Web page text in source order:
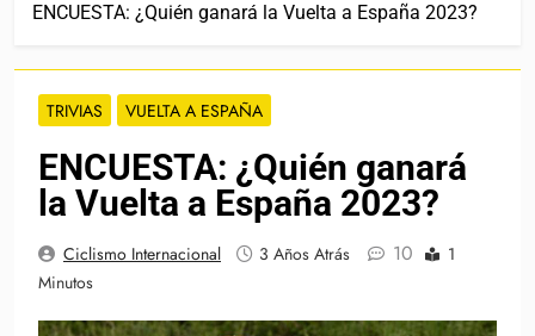
ENCUESTA: ¿Quién ganará la Vuelta a España 2023?
TRIVIAS VUELTA A ESPAÑA
ENCUESTA: ¿Quién ganará
la Vuelta a España 2023?
Ciclismo Internacional 3 Años Atrás 10
1
Minutos